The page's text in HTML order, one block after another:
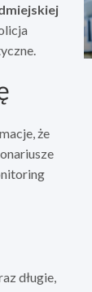
że
długie,